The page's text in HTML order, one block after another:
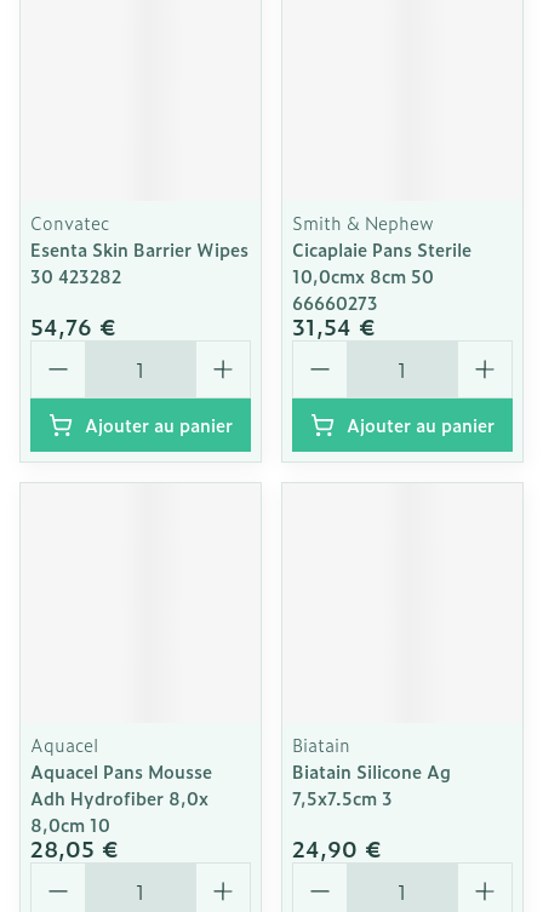
Convatec
Esenta Skin Barrier Wipes
30 423282
54,76 €
Quantité
Ajouter au panier
Smith & Nephew
Cicaplaie Pans Sterile
10,0cmx 8cm 50
66660273
31,54 €
Quantité
Ajouter au panier
Aquacel
Aquacel Pans Mousse
Adh Hydrofiber 8,0x
8,0cm 10
28,05 €
Quantité
Biatain
Biatain Silicone Ag
7,5x7.5cm 3
24,90 €
Quantité